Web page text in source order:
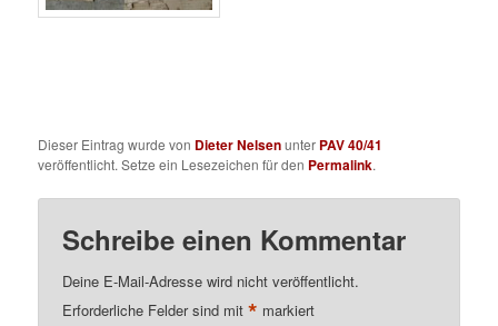
Dieser Eintrag wurde von Dieter Nelsenunter PAV 40/41
veröffentlicht. Setze ein Lesezeichen für den Permalink.
Schreibe einen Kommentar
Deine E-Mail-Adresse wird nicht veröffentlicht.
Erforderliche Felder sind mit* markiert